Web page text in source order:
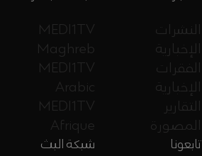
MEDI1TV
Maghreb
MEDI1TV
Arabic
MEDI1TV
Afrique
النشرات
الإخبارية
الفقرات
الإخبارية
التقارير
المصورة
شبكة البث تابعونا